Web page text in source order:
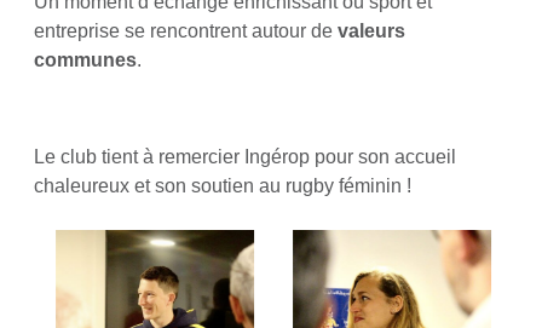
entreprise se rencontrent autour de valeurs
communes.
Le club tient à remercier Ingérop pour son accueil
chaleureux et son soutien au rugby féminin !